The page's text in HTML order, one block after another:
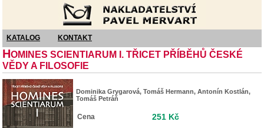
KATALOG KONTAKT
HOMINES SCIENTIARUM I. TŘICET PŘÍBĚHŮ ČESKÉ
VĚDY A FILOSOFIE
Dominika Grygarová, Tomáš Hermann, Antonín Kostlán,
Tomáš Petráň
Cena 251 Kč